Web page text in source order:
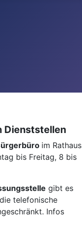
Dienststellen
im Rathaus
bis Freitag, 8 bis
gibt es
telefonische
Infos